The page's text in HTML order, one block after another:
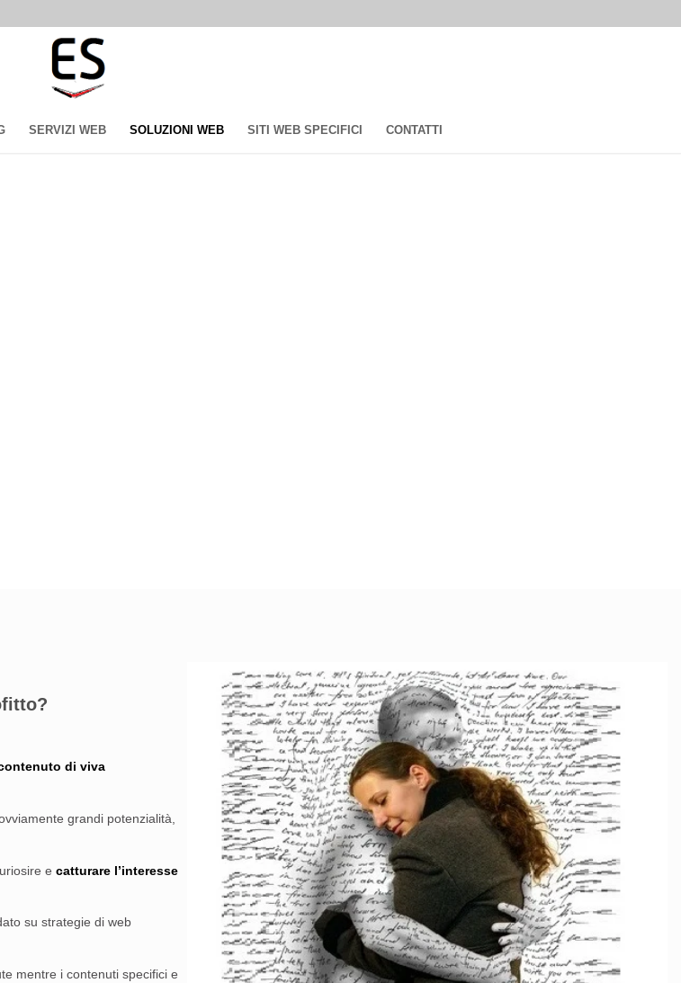
SERVIZI WEB SOLUZIONI WEB SITI WEB SPECIFICI CONTATTI
di viva
grandi potenzialità,
e catturare l’interesse
su strategie di web
mentre i contenuti specifici e